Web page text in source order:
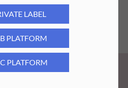
LABEL
PLATFORM
PLATFORM